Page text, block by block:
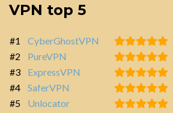
VPN top 5
#1 CyberGhostVPN
#2
PureVPN
#3
ExpressVPN
#4
SaferVPN
#5
Unlocator